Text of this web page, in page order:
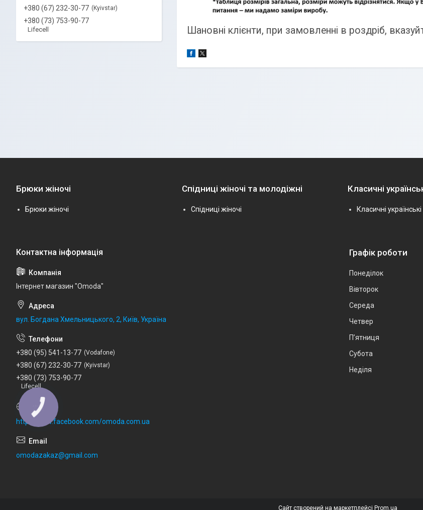
Шановні клієнти, при замовленні в роздріб,
+380 (67) 232-30-77 Kyivstar
+380 (73) 753-90-77
Lifecell
Брюки жіночі
Брюки жіночі
Спідниці жіночі та молодіжні
Спідниці жіночі
Класичні
Класичні
Інтернет магазин "Omoda"
вул. Богдана Хмельницького, 2, Київ, Україна
+380 (95) 541-13-77 Vodafone
+380 (67) 232-30-77 Kyivstar
+380 (73) 753-90-77
Lifecell
http://www.facebook.com/omoda.com.ua
omodazakaz@gmail.com
Графік роботи
Понеділок
Вівторок
Середа
Четвер
Пʼятниця
Субота
Неділя
Сайт створений на маркетплейсі Prom.ua